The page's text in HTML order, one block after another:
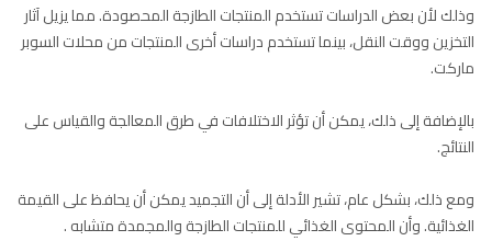
وذلك لأن بعض الدراسات تستخدم المنتجات الطازجة المحصودة. مما يزيل آثار
التخزين ووقت النقل، بينما تستخدم دراسات أخرى المنتجات من محلات السوبر
ماركت.
بالإضافة إلى ذلك، يمكن أن تؤثر الاختلافات في طرق المعالجة والقياس على
النتائج.
ومع ذلك، بشكل عام، تشير الأدلة إلى أن التجميد يمكن أن يحافظ على القيمة
الغذائية. وأن المحتوى الغذائي للمنتجات الطازجة والمجمدة متشابه .